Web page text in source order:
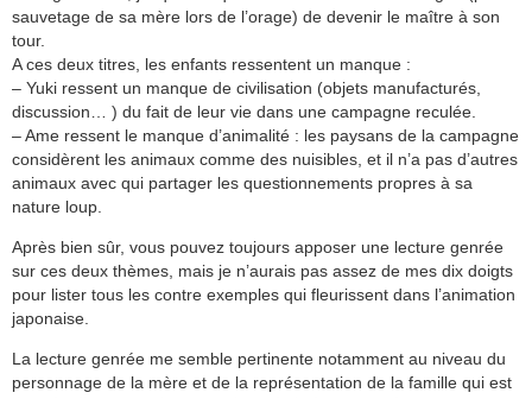
sauvetage de sa mère lors de l’orage) de devenir le maître à son
tour.
A ces deux titres, les enfants ressentent un manque :
– Yuki ressent un manque de civilisation (objets manufacturés,
discussion… ) du fait de leur vie dans une campagne reculée.
– Ame ressent le manque d’animalité : les paysans de la campagne
considèrent les animaux comme des nuisibles, et il n’a pas d’autres
animaux avec qui partager les questionnements propres à sa
nature loup.
Après bien sûr, vous pouvez toujours apposer une lecture genrée
sur ces deux thèmes, mais je n’aurais pas assez de mes dix doigts
pour lister tous les contre exemples qui fleurissent dans l’animation
japonaise.
La lecture genrée me semble pertinente notamment au niveau du
personnage de la mère et de la représentation de la famille qui est